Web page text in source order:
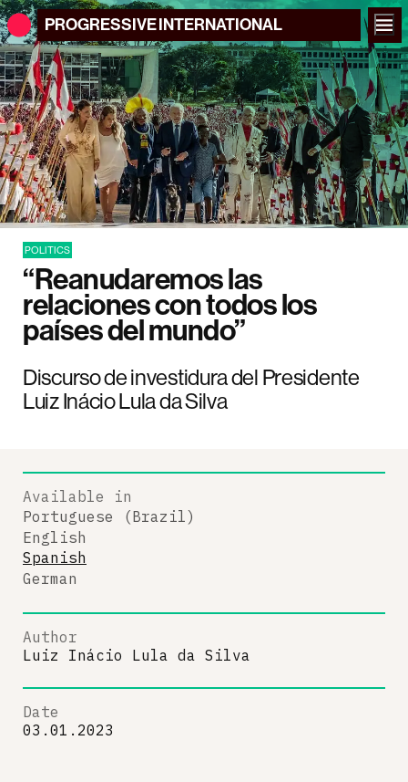
PROGRESSIVEINTERNATIONAL
POLITICS
“Reanudaremos las
relaciones con todos los
países del mundo”
Discurso de investidura del Presidente
Luiz Inácio Lula da Silva
Available in
Portuguese (Brazil)
English
Spanish
German
Author
Luiz Inácio Lula da Silva
Date
03.01.2023